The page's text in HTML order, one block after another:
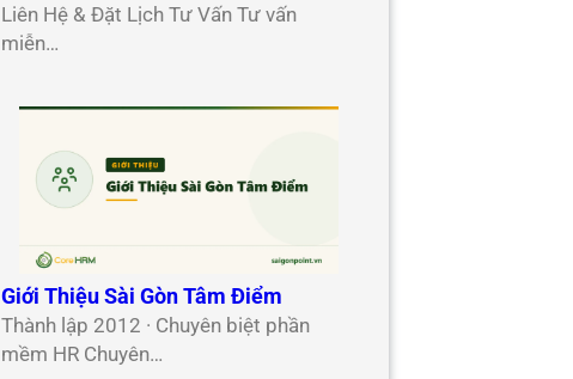
Liên Hệ & Đặt Lịch Tư Vấn Tư vấn
miễn…
Giới Thiệu Sài Gòn Tâm Điểm
Thành lập 2012 · Chuyên biệt phần
mềm HR Chuyên…